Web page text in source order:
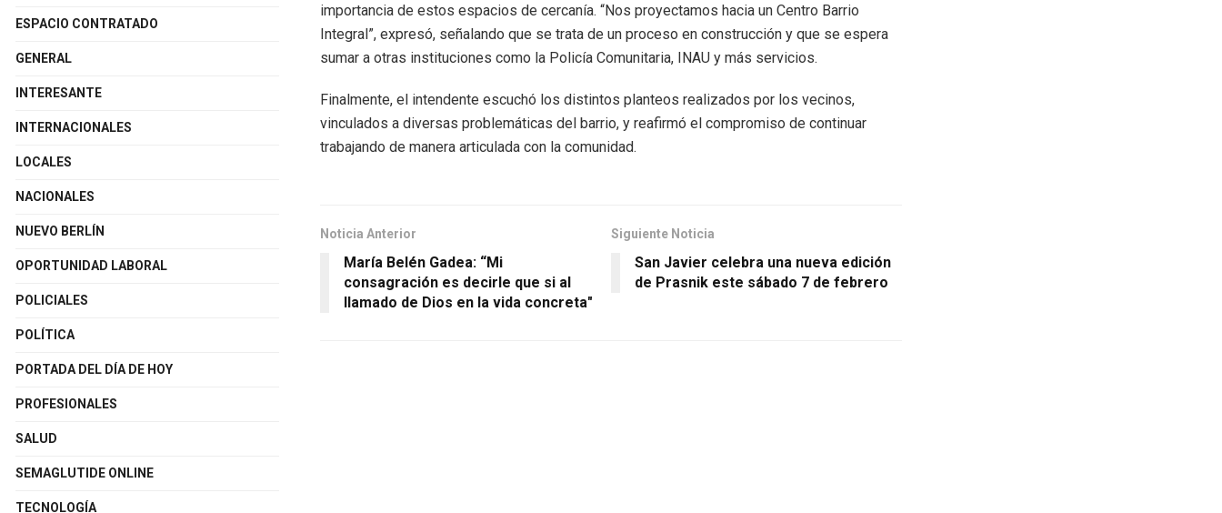
importancia de estos espacios de cercanía. “Nos proyectamos hacia un Centro Barrio
Integral”, expresó, señalando que se trata de un proceso en construcción y que se espera
sumar a otras instituciones como la Policía Comunitaria, INAU y más servicios.
Finalmente, el intendente escuchó los distintos planteos realizados por los vecinos,
vinculados a diversas problemáticas del barrio, y reafirmó el compromiso de continuar
trabajando de manera articulada con la comunidad.
Noticia Anterior
María Belén Gadea: “Mi
consagración es decirle que si al
llamado de Dios en la vida concreta"
Siguiente Noticia
San Javier celebra una nueva edición
de Prasnik este sábado 7 de febrero
ESPACIO CONTRATADO
GENERAL
INTERESANTE
INTERNACIONALES
LOCALES
NACIONALES
NUEVO BERLÍN
OPORTUNIDAD LABORAL
POLICIALES
POLÍTICA
PORTADA DEL DÍA DE HOY
PROFESIONALES
SALUD
SEMAGLUTIDE ONLINE
TECNOLOGÍA